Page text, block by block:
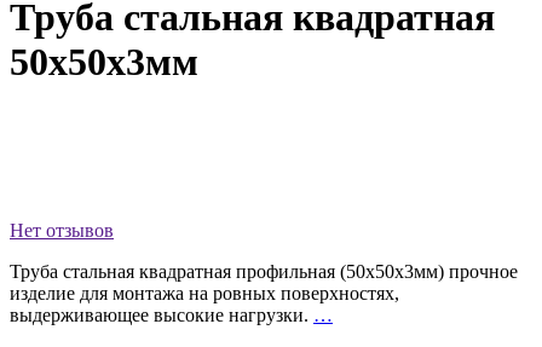
Труба стальная квадратная
50х50х3мм
Нет отзывов
Труба стальная квадратная профильная (50х50х3мм) прочное
изделие для монтажа на ровных поверхностях,
выдерживающее высокие нагрузки. …